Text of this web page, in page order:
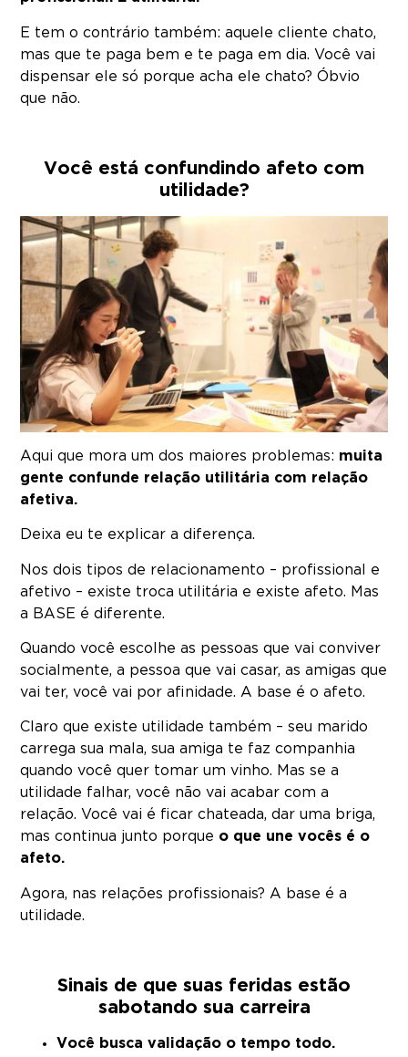
E tem o contrário também: aquele cliente chato,
mas que te paga bem e te paga em dia. Você vai
dispensar ele só porque acha ele chato? Óbvio
que não.
Você está confundindo afeto com
utilidade?
Aqui que mora um dos maiores problemas: muita
gente confunde relação utilitária com relação
afetiva.
Deixa eu te explicar a diferença.
Nos dois tipos de relacionamento – profissional e
afetivo – existe troca utilitária e existe afeto. Mas
a BASE é diferente.
Quando você escolhe as pessoas que vai conviver
socialmente, a pessoa que vai casar, as amigas que
vai ter, você vai por afinidade. A base é o afeto.
Claro que existe utilidade também – seu marido
carrega sua mala, sua amiga te faz companhia
quando você quer tomar um vinho. Mas se a
utilidade falhar, você não vai acabar com a
relação. Você vai é ficar chateada, dar uma briga,
mas continua junto porque o que une vocês é o
afeto.
Agora, nas relações profissionais? A base é a
utilidade.
Sinais de que suas feridas estão
sabotando sua carreira
Você busca validação o tempo todo.